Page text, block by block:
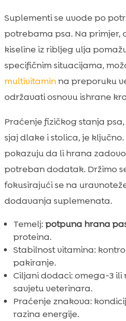
Suplementi se uvode po
potrebama psa. Na primjer,
kiseline iz ribljeg ulja
specifičnim situacijama,
multivitaminna preporuku
održavati osnovu ishrane
Praćenje fizičkog stanja
sjaj dlake i stolica, je
pokazuju da li hrana
potreban dodatak. Držimo
fokusirajući se na
dodavanja suplemenata.
Temelj: potpuna hrana
proteina.
Stabilnost vitamina:
pakiranje.
Ciljani dodaci: omega-3
savjetu veterinara.
Praćenje znakova:
razina energije.